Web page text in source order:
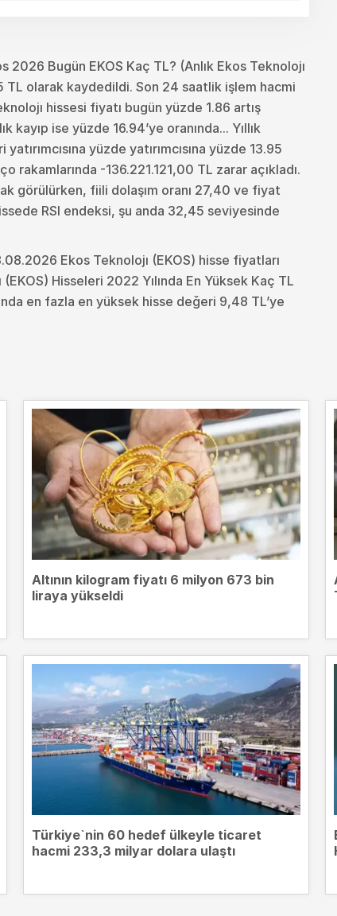
2026 Bugün EKOS Kaç TL? (Anlık Ekos Teknolojı
TL olarak kaydedildi. Son 24 saatlik işlem hacmi
hissesi fiyatı bugün yüzde 1.86 artış
ise yüzde 16.94’ye oranında... Yıllık
yüzde yatırımcısına yüzde 13.95
rakamlarında -136.221.121,00 TL zarar açıkladı.
görülürken, fiili dolaşım oranı 27,40 ve fiyat
RSI endeksi, şu anda 32,45 seviyesinde
Ekos Teknolojı (EKOS) hisse fiyatları
Hisseleri 2022 Yılında En Yüksek Kaç TL
en fazla en yüksek hisse değeri 9,48 TL’ye
Altının kilogram fiyatı 6 milyon 673 bin
liraya yükseldi
Türkiye`nin 60 hedef ülkeyle ticaret
hacmi 233,3 milyar dolara ulaştı